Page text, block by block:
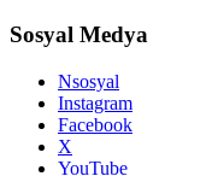
Sosyal Medya
Nsosyal
Instagram
Facebook
X
YouTube